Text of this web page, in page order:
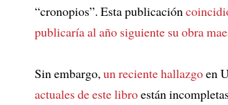
“cronopios”. Esta publicación
publicaría al año siguiente su obra
Sin embargo, un reciente hallazgoen
actuales de este libroestán